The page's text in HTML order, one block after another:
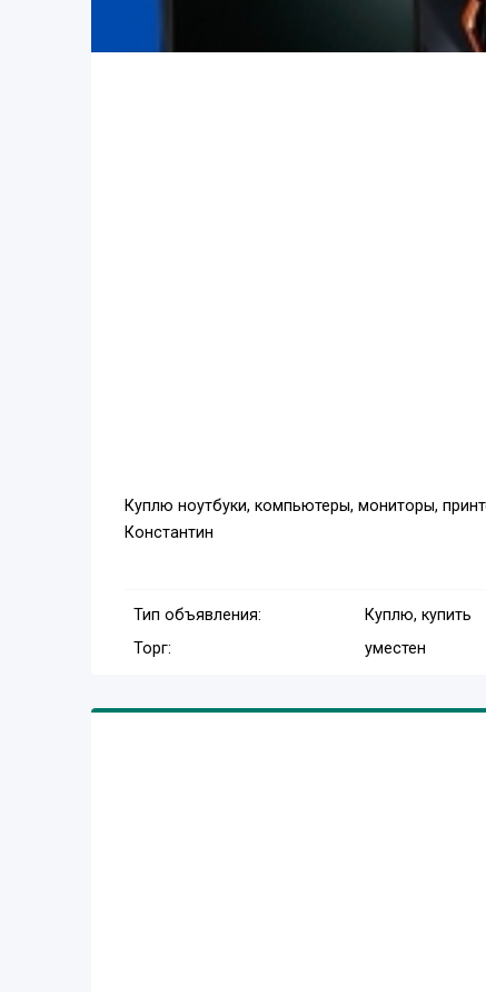
Куплю ноутбуки, компьютеры, мониторы,
Константин
Тип объявления:
Куплю, купить
Торг:
уместен